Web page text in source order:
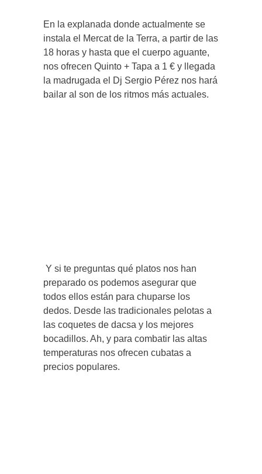
En la explanada donde actualmente se
instala el Mercat de la Terra, a partir de las
18 horas y hasta que el cuerpo aguante,
nos ofrecen Quinto + Tapa a 1 € y llegada
la madrugada el Dj Sergio Pérez nos hará
bailar al son de los ritmos más actuales.
Y si te preguntas qué platos nos han
preparado os podemos asegurar que
todos ellos están para chuparse los
dedos. Desde las tradicionales pelotas a
las coquetes de dacsa y los mejores
bocadillos. Ah, y para combatir las altas
temperaturas nos ofrecen cubatas a
precios populares.